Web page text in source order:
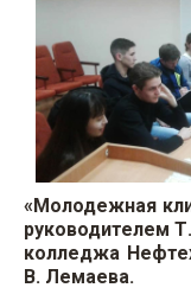
«Молодежная
руководителем
колледжа
В. Лемаева.